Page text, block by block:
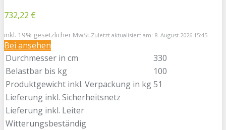
732,22 €
inkl. 19% gesetzlicher MwSt.Zuletzt aktualisiert am: 8. August 2026 15:45
Bei ansehen
Durchmesser in cm
330
Belastbar bis kg
100
Produktgewicht inkl. Verpackung in kg51
Lieferung inkl. Sicherheitsnetz
Lieferung inkl. Leiter
Witterungsbeständig